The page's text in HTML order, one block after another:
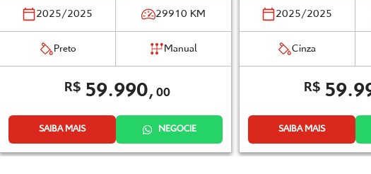
2025/2025 29910 KM
Preto Manual
R$59.990, 00
SAIBA MAIS NEGOCIE
2025/2025
Cinza
R$
SAIBA MAIS